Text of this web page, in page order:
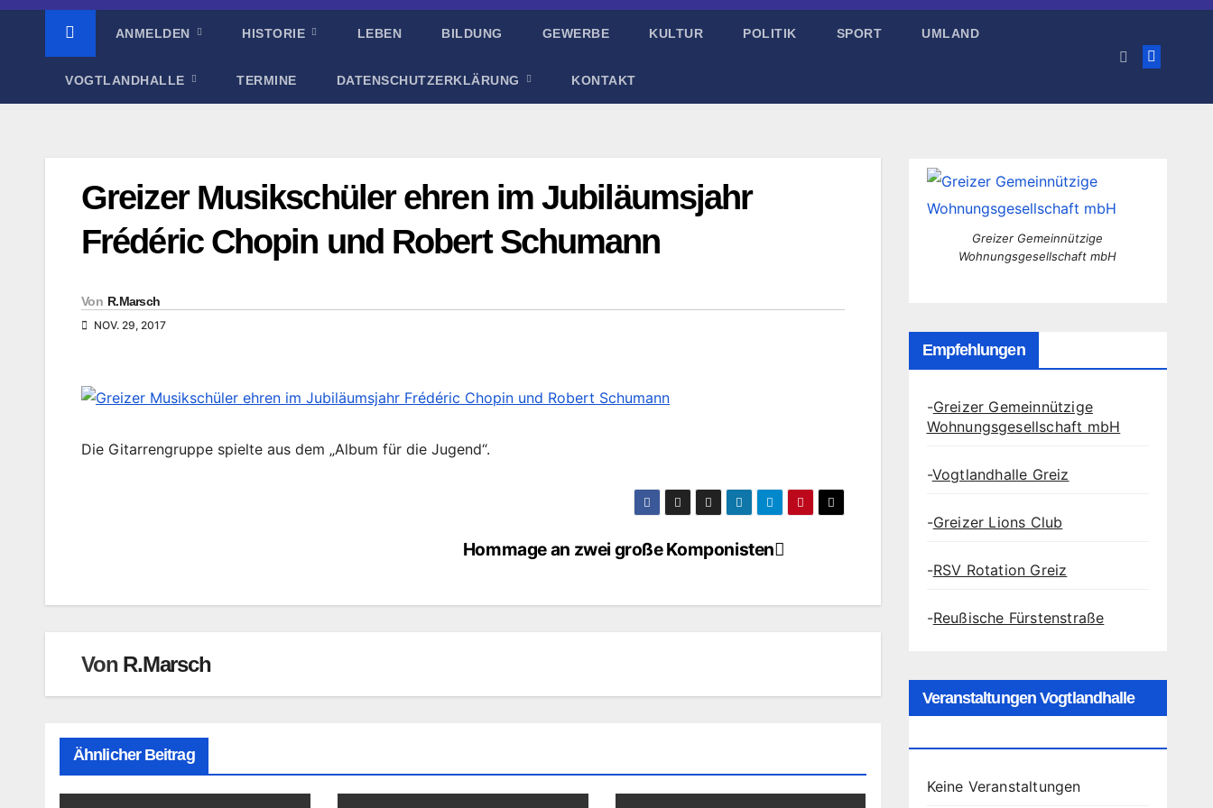
ANMELDEN HISTORIE LEBEN BILDUNG GEWERBE KULTUR POLITIK SPORT UMLAND
VOGTLANDHALLE TERMINE DATENSCHUTZERKLÄRUNG KONTAKT
Greizer Musikschüler ehren im Jubiläumsjahr
Frédéric Chopin und Robert Schumann
Von R.Marsch
NOV. 29, 2017
Die Gitarrengruppe spielte aus dem „Album für die Jugend“.
Hommage an zwei große Komponisten
Von R.Marsch
Ähnlicher Beitrag
Greizer Gemeinnützige
Wohnungsgesellschaft mbH
Empfehlungen
-Greizer Gemeinnützige
Wohnungsgesellschaft mbH
-Vogtlandhalle Greiz
-Greizer Lions Club
-RSV Rotation Greiz
-Reußische Fürstenstraße
Veranstaltungen Vogtlandhalle
Keine Veranstaltungen